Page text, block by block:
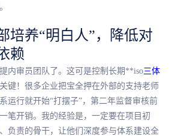
培养“明白人”，降低对
赖
内审员团队了。这可是控制长期**iso三体
键！很多企业把宝全押在外部的支持老师
运行就开始“打摆子”，第二年监督审核前
笔开销。我的经验是，一定要在项目初
负责的骨干，让他们深度参与体系建设全